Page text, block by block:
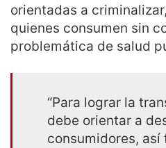
orientadas a
quienes consumen sin
problemática de salud
“Para lograr la
debe orientar a
consumidores, así